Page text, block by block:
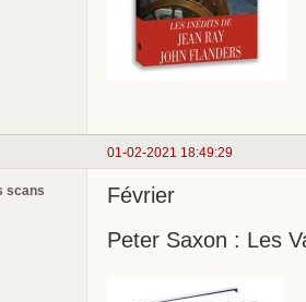
01-02-2021 18:49:29
scans
Février
Peter Saxon : Les